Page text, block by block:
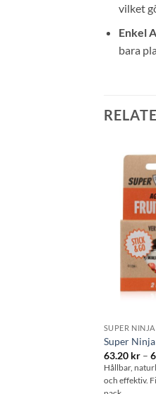
vilket
Enkel
bara
SUPER NINJA
Super
63.20 kr –
Hållbar,
och effektiv.